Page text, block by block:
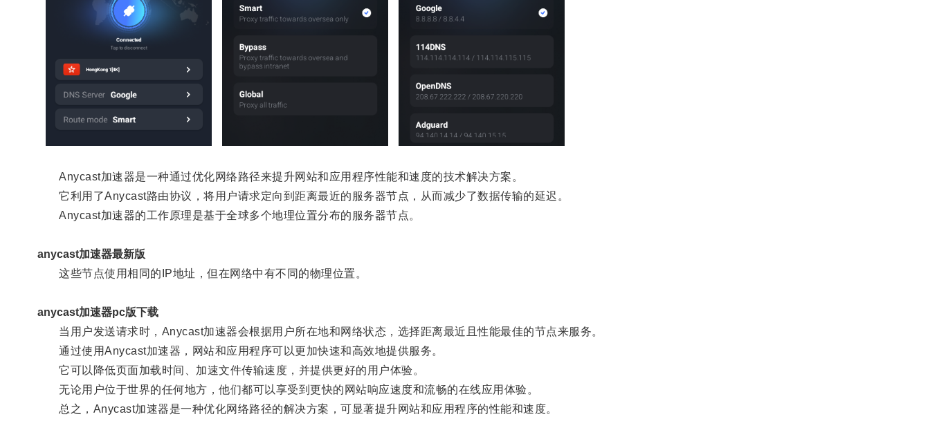
Anycast加速器是一种通过优化网络路径来提升网站和应用程序性能和速度的技术解决方案。
它利用了Anycast路由协议，将用户请求定向到距离最近的服务器节点，从而减少了数据传输的延迟。
Anycast加速器的工作原理是基于全球多个地理位置分布的服务器节点。
anycast加速器最新版
这些节点使用相同的IP地址，但在网络中有不同的物理位置。
anycast加速器pc版下载
当用户发送请求时，Anycast加速器会根据用户所在地和网络状态，选择距离最近且性能最佳的节点来服务。
通过使用Anycast加速器，网站和应用程序可以更加快速和高效地提供服务。
它可以降低页面加载时间、加速文件传输速度，并提供更好的用户体验。
无论用户位于世界的任何地方，他们都可以享受到更快的网站响应速度和流畅的在线应用体验。
总之，Anycast加速器是一种优化网络路径的解决方案，可显著提升网站和应用程序的性能和速度。